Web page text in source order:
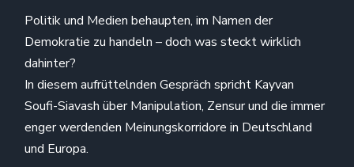
Politik und Medien behaupten, im Namen der
Demokratie zu handeln – doch was steckt wirklich
dahinter?
In diesem aufrüttelnden Gespräch spricht Kayvan
Soufi-Siavash über Manipulation, Zensur und die immer
enger werdenden Meinungskorridore in Deutschland
und Europa.